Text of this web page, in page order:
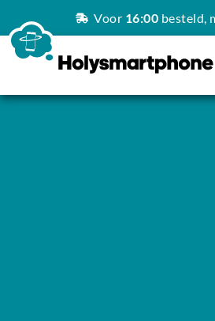
Voor 16:00 besteld,